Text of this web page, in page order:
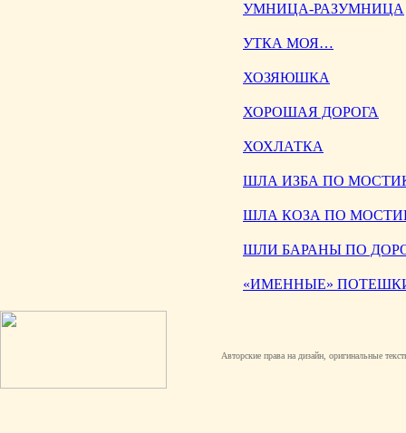
УМНИЦА-РАЗУМНИЦА
УТКА МОЯ…
ХОЗЯЮШКА
ХОРОШАЯ ДОРОГА
ХОХЛАТКА
ШЛА ИЗБА ПО
ШЛА КОЗА ПО
ШЛИ БАРАНЫ ПО
«ИМЕННЫЕ»
Авторские права на дизайн, оригинальные